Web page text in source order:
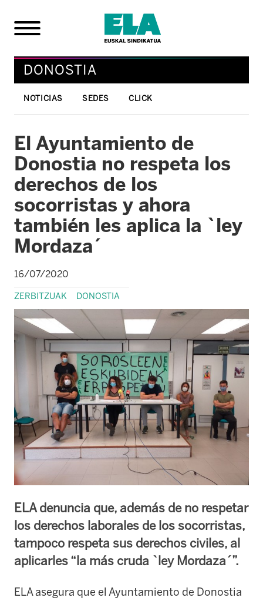
DONOSTIA
NOTICIAS SEDES CLICK
El Ayuntamiento de
Donostia no respeta los
derechos de los
socorristas y ahora
también les aplica la `ley
Mordaza´
16/07/2020
ZERBITZUAK DONOSTIA
ELA denuncia que, además de no respetar
los derechos laborales de los socorristas,
tampoco respeta sus derechos civiles, al
aplicarles “la más cruda `ley Mordaza´”.
ELA asegura que el Ayuntamiento de Donostia